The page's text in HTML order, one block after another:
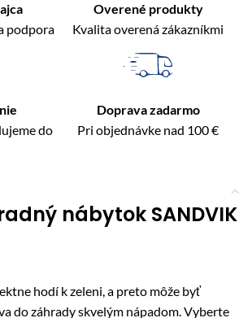
podpora
Overené produkty
Kvalita overená zákazníkmi
do
Doprava zadarmo
Pri objednávke nad 100 €
nábytok SANDVIK
hodí k zeleni, a preto môže byť
do záhrady skvelým nápadom. Vyberte